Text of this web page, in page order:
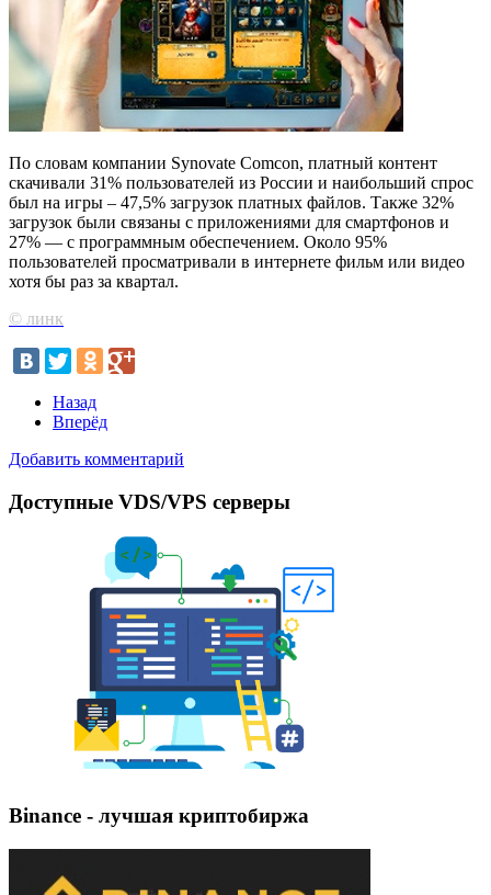
По словам компании Synovate Comcon, платный контент
скачивали 31% пользователей из России и наибольший спрос
был на игры – 47,5% загрузок платных файлов. Также 32%
загрузок были связаны с приложениями для смартфонов и
27% — с программным обеспечением. Около 95%
пользователей просматривали в интернете фильм или видео
хотя бы раз за квартал.
© линк
Назад
Вперёд
Добавить комментарий
Доступные VDS/VPS серверы
Binance - лучшая криптобиржа